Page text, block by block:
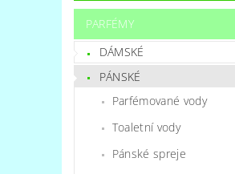
PODMÍNKY OCHRANY
PARFÉMY
DÁMSKÉ
PÁNSKÉ
Parfémované vody
Toaletní vody
Pánské spreje